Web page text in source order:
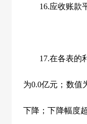
16.应收账款平
17.在各表的利
为0.0亿元；数值
下降；下降幅度